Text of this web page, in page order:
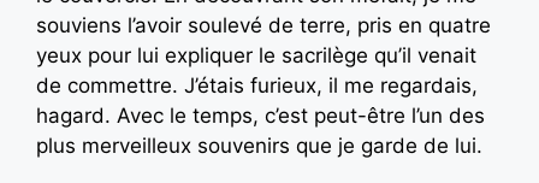
souviens l’avoir soulevé de terre, pris en quatre
yeux pour lui expliquer le sacrilège qu’il venait
de commettre. J’étais furieux, il me regardais,
hagard. Avec le temps, c’est peut-être l’un des
plus merveilleux souvenirs que je garde de lui.